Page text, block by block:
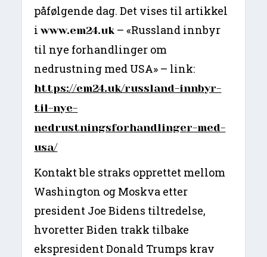
påfølgende dag. Det vises til artikkel
iwww.em24.uk– «Russland innbyr
til nye forhandlinger om
nedrustning med USA» – link:
https://em24.uk/russland-innbyr-
til-nye-
nedrustningsforhandlinger-med-
usa/
Kontakt ble straks opprettet mellom
Washington og Moskva etter
president Joe Bidens tiltredelse,
hvoretter Biden trakk tilbake
ekspresident Donald Trumps krav